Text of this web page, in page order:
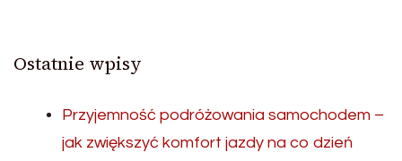
Ostatnie wpisy
Przyjemność podróżowania samochodem –
jak zwiększyć komfort jazdy na co dzień